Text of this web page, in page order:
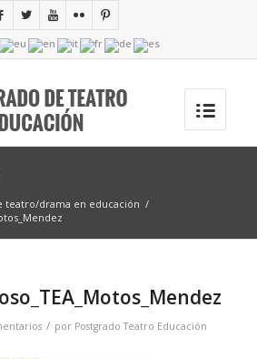
teatro/drama en educación /
/ por Postgrado Teatro Educación